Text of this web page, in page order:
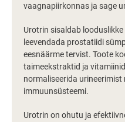
vaagnapiirkonnas ja sage
Urotrin sisaldab
leevendada prostatiidi
eesnäärme tervist. Toote
taimeekstraktid ja
normaliseerida urineerimist
immuunsüsteemi.
Urotrin on ohutu ja